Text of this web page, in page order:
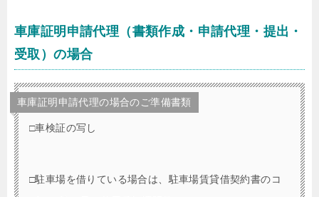
車庫証明申請代理（書類作成・申請代理・提出・
受取）の場合
車庫証明申請代理の場合のご準備書類
□車検証の写し
□駐車場を借りている場合は、駐車場賃貸借契約書のコ